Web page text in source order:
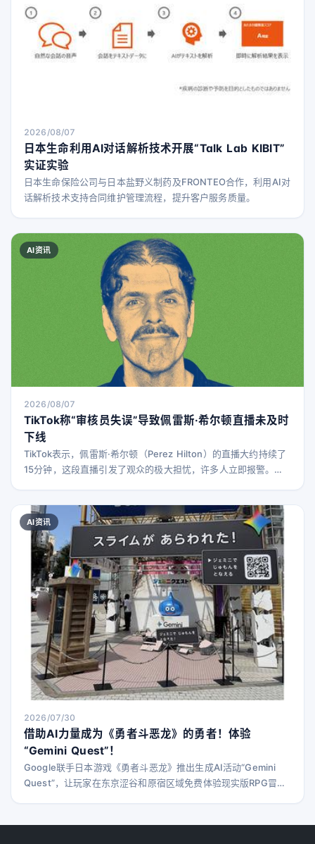
2026/08/07
日本生命利用AI对话解析技术开展“Talk Lab KIBIT”
实证实验
日本生命保险公司与日本盐野义制药及FRONTEO合作，利用AI对
话解析技术支持合同维护管理流程，提升客户服务质量。
AI资讯
2026/08/07
TikTok称“审核员失误”导致佩雷斯·希尔顿直播未及时
下线
TikTok表示，佩雷斯·希尔顿（Perez Hilton）的直播大约持续了
15分钟，这段直播引发了观众的极大担忧，许多人立即报警。然
示，TikTok的自动审核系统在直播开始几分钟后就标记了该直
播，但由于“审核员失误”，导致直播未能及时被移除，账号也未能
立即被
AI资讯
2026/07/30
借助AI力量成为《勇者斗恶龙》的勇者！体验
“Gemini Quest”！
Google联手日本游戏《勇者斗恶龙》推出生成AI活动“Gemini
Quest”，让玩家在东京涩谷和原宿区域免费体验现实版RPG冒